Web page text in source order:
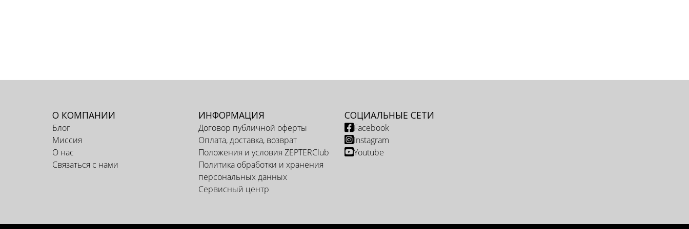
О КОМПАНИИ
Блог
Миссия
О нас
Связаться с нами
ИНФОРМАЦИЯ
Договор публичной оферты
Оплата, доставка, возврат
Положения и условия ZEPTERClub
Политика обработки и хранения
персональных данных
Сервисный центр
СОЦИАЛЬНЫЕ СЕТИ
Facebook
Instagram
Youtube